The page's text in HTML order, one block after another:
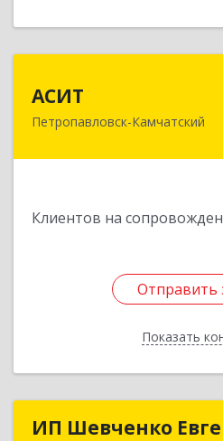
АСИТ
Петропавловск-Камчатский
Клиентов на
Отправить
Показать
683031, Камчатский
Отправить
Назад
ИП Шевченко
ИП